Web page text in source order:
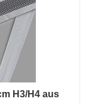
H3/H4 aus